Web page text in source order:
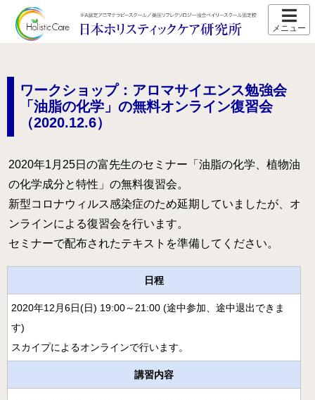
ワークショップ：アロマサイエンス勉強会
「油脂の化学」の無料オンライン復習会
（2020.12.6）
2020年1月25日の富先生のセミナー「油脂の化学、植物油
の化学成分と特性」の無料復習会。
新型コロナウィルス感染症のため延期していましたが、オ
ンラインによる復習会を行います。
セミナーで配布されたテキストを準備してください。
日程
2020年12月6日(日) 19:00～21:00 (途中参加、途中退出できま
す)
スカイプによるオンラインで行います。
講習内容
当校の特長
卒業生の声
講師プロフィール
スクール通信
コース紹介
IFA認定 メディカルアロマテラピーコース【2026年5月開
IFA認定 看護師対象 医療アロマテラピーコース【2026年5
様々な障害の方にアロマとタッチを用いるケアラー養成コ
ース
クリニカル・リフレクソロジーコースご案内